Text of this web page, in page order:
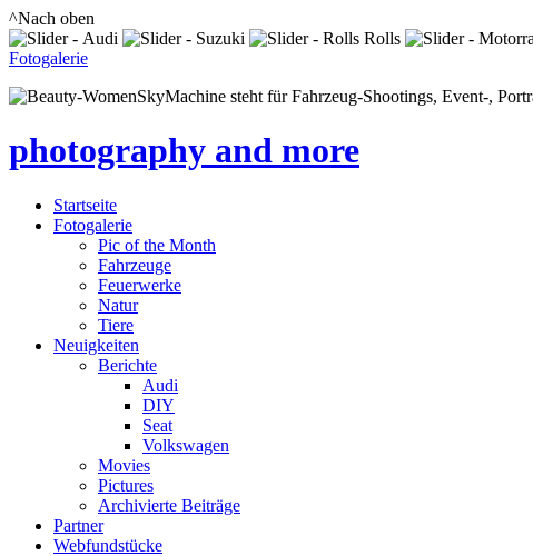
^Nach oben
Fotogalerie
SkyMachine steht für Fahrzeug-Shootings, Event-,
photography and more
Startseite
Fotogalerie
Pic of the Month
Fahrzeuge
Feuerwerke
Natur
Tiere
Neuigkeiten
Berichte
Audi
DIY
Seat
Volkswagen
Movies
Pictures
Archivierte Beiträge
Partner
Webfundstücke